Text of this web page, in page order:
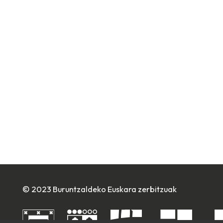
© 2023 Buruntzaldeko Euskara zerbitzuak